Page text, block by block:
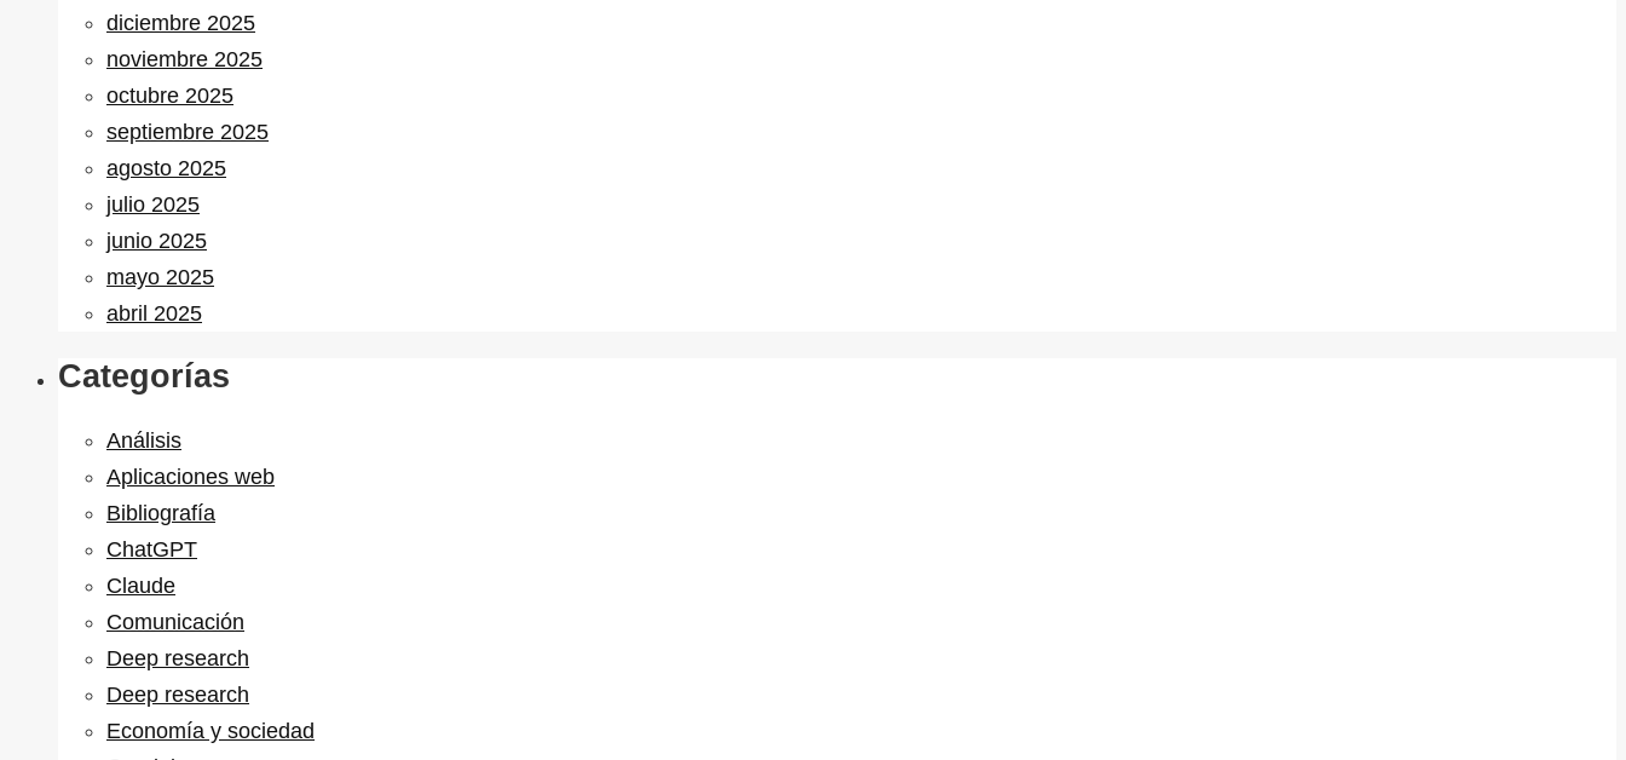
diciembre 2025
noviembre 2025
octubre 2025
septiembre 2025
agosto 2025
julio 2025
junio 2025
mayo 2025
abril 2025
Categorías
Análisis
Aplicaciones web
Bibliografía
ChatGPT
Claude
Comunicación
Deep research
Deep research
Economía y sociedad